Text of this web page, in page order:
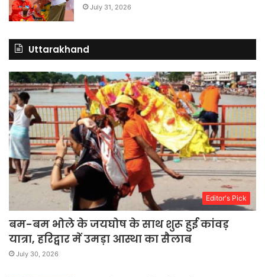
July 31, 2026
Uttarakhand
Editor's Pick
बम-बम भोले के जयघोष के साथ शुरू हुई कांवड़
यात्रा, हरिद्वार में उमड़ा आस्था का सैलाब
July 30, 2026